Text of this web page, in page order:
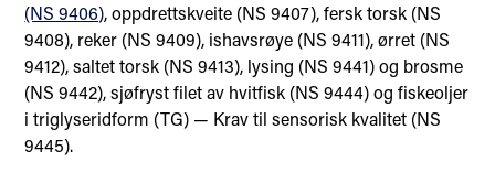
(NS 9406), oppdrettskveite (NS 9407), fersk torsk (NS
9408), reker (NS 9409), ishavsrøye (NS 9411), ørret (NS
9412), saltet torsk (NS 9413), lysing (NS 9441) og brosme
(NS 9442), sjøfryst filet av hvitfisk (NS 9444) og fiskeoljer
i triglyseridform (TG) — Krav til sensorisk kvalitet (NS
9445).